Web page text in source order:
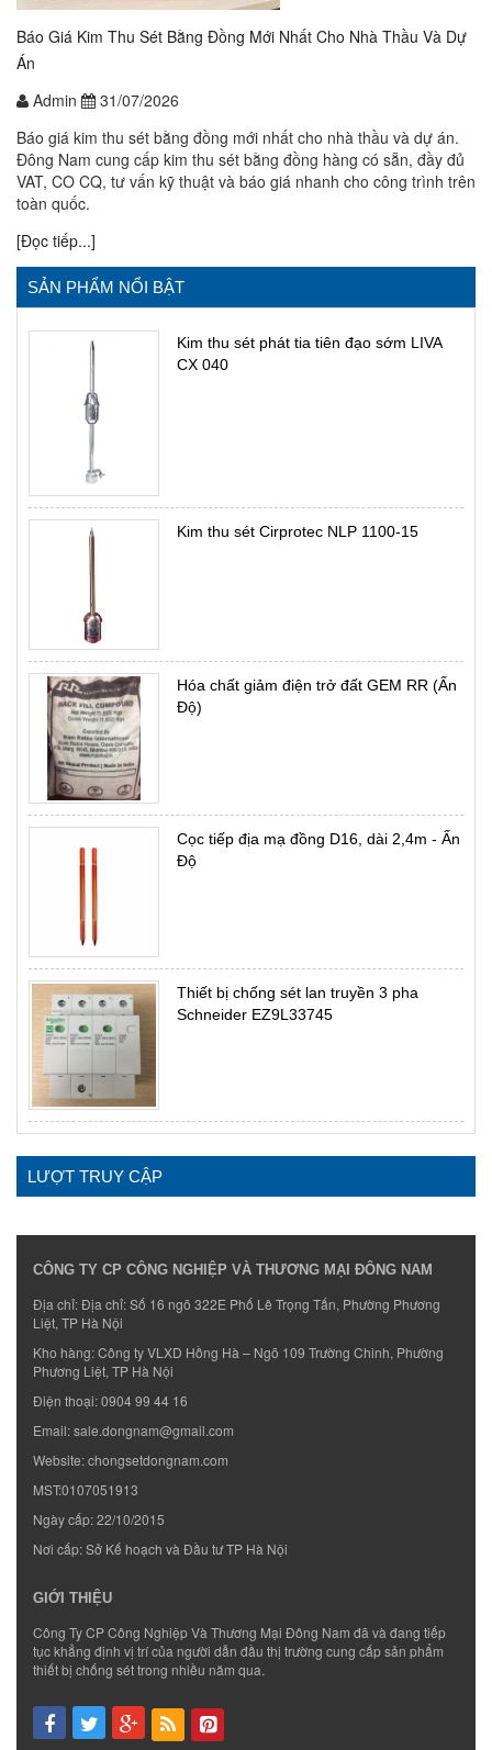
Báo Giá Kim Thu Sét Bằng Đồng Mới Nhất Cho Nhà Thầu Và Dự
Án
Admin
31/07/2026
Báo giá kim thu sét bằng đồng mới nhất cho nhà thầu và dự án.
Đông Nam cung cấp kim thu sét bằng đồng hàng có sẵn, đầy đủ
VAT, CO CQ, tư vấn kỹ thuật và báo giá nhanh cho công trình trên
toàn quốc.
[Đọc tiếp...]
SẢN PHẨM NỔI BẬT
Kim thu sét phát tia tiên đạo sớm LIVA
CX 040
Kim thu sét Cirprotec NLP 1100-15
Hóa chất giảm điện trở đất GEM RR (Ấn
Độ)
Cọc tiếp địa mạ đồng D16, dài 2,4m - Ấn
Độ
Thiết bị chống sét lan truyền 3 pha
Schneider EZ9L33745
LƯỢT TRUY CẬP
CÔNG TY CP CÔNG NGHIỆP VÀ THƯƠNG MẠI ĐÔNG NAM
Địa chỉ: Địa chỉ: Số 16 ngõ 322E Phố Lê Trọng Tấn, Phường Phương
Liệt, TP Hà Nội
Kho hàng: Công ty VLXD Hồng Hà – Ngõ 109 Trường Chinh, Phường
Phương Liệt, TP Hà Nội
Điện thoại:0904 99 44 16
Email:sale.dongnam@gmail.com
Website:chongsetdongnam.com
MST:0107051913
Ngày cấp: 22/10/2015
Nơi cấp: Sở Kế hoạch và Đầu tư TP Hà Nội
GIỚI THIỆU
Công Ty CP Công Nghiệp Và Thương Mại Đông Nam đã và đang tiếp
tục khẳng định vị trí của người dẫn đầu thị trường cung cấp sản phẩm
thiết bị chống sét trong nhiều năm qua.